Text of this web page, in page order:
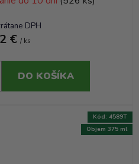
DPH
€ / ks
DO KOŠÍKA
Objem 375 ml
Kód: 4589T